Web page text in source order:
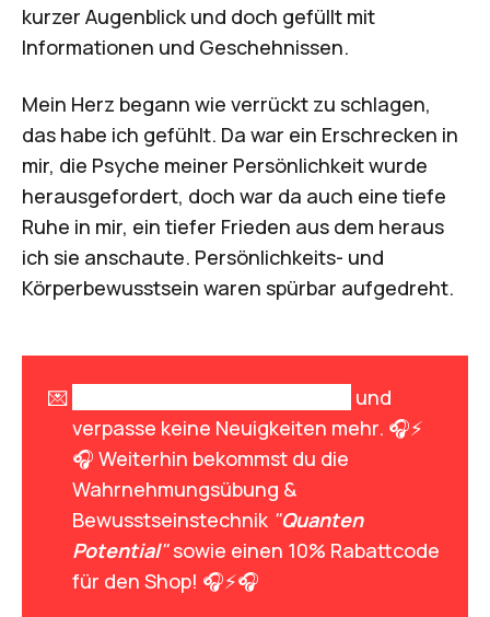
kurzer Augenblick und doch gefüllt mit
Informationen und Geschehnissen.
Mein Herz begann wie verrückt zu schlagen,
das habe ich gefühlt. Da war ein Erschrecken in
mir, die Psyche meiner Persönlichkeit wurde
herausgefordert, doch war da auch eine tiefe
Ruhe in mir, ein tiefer Frieden aus dem heraus
ich sie anschaute. Persönlichkeits- und
Körperbewusstsein waren spürbar aufgedreht.
💌
und
verpasse keine Neuigkeiten mehr. 🎧⚡
🎧 Weiterhin bekommst du die
Wahrnehmungsübung &
Bewusstseinstechnik "Quanten
Potential"sowie einen 10% Rabattcode
für den Shop! 🎧⚡🎧